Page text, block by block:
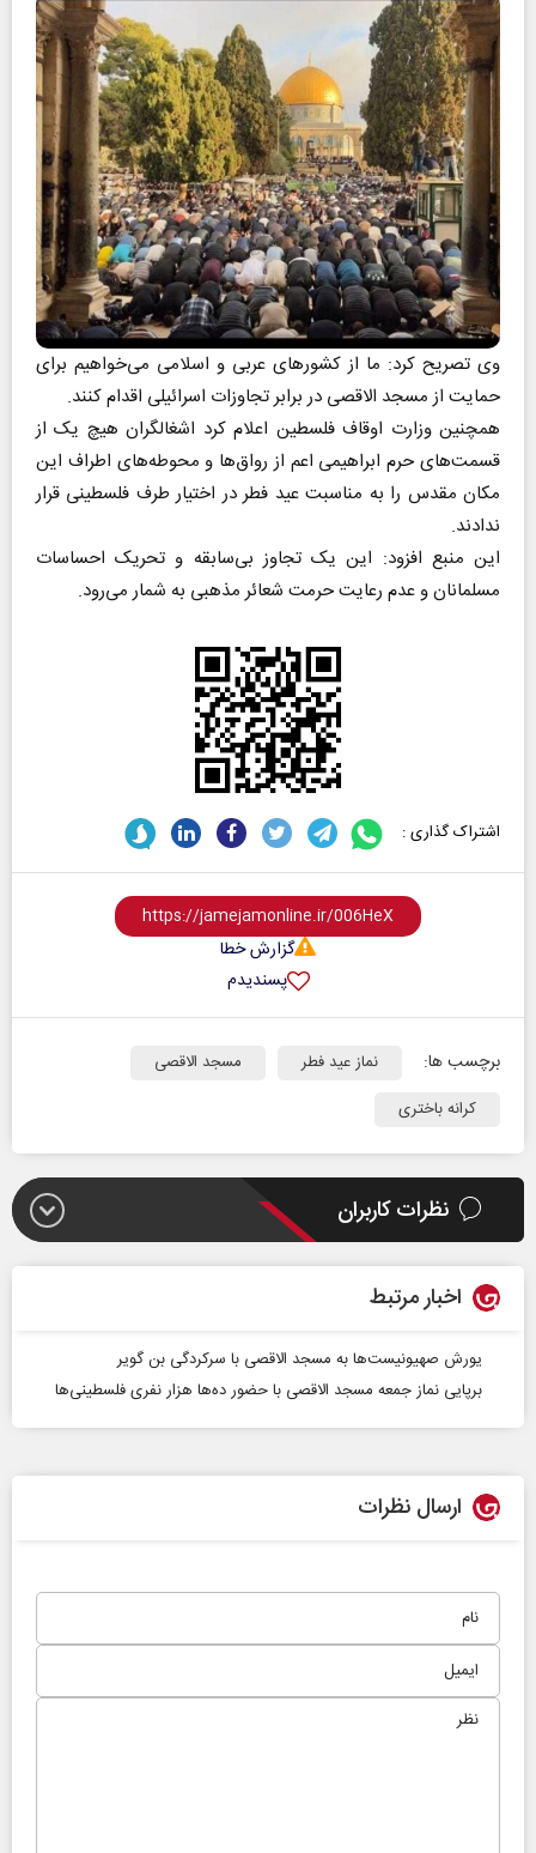
وی تصریح کرد: ما از کشورهای عربی و اسلامی می‌خواهیم برای
حمایت از مسجد الاقصی در برابر تجاوزات اسرائیلی اقدام کنند.
همچنین وزارت اوقاف فلسطین اعلام کرد اشغالگران هیچ یک از
قسمت‌های حرم ابراهیمی اعم از رواق‌ها و محوطه‌های اطراف این
مکان مقدس را به مناسبت عید فطر در اختیار طرف فلسطینی قرار
ندادند.
این منبع افزود: این یک تجاوز بی‌سابقه و تحریک احساسات
مسلمانان و عدم رعایت حرمت شعائر مذهبی به شمار می‌رود.
اشتراک گذاری :
گزارش خطا
پسندیدم
برچسب ها: نماز عید فطر
مسجد الاقصی
کرانه باختری
نظرات کاربران
اخبار مرتبط
یورش صهیونیست‌ها به مسجد الاقصی با سرکردگی بن گویر
برپایی نماز جمعه مسجد الاقصی با حضور ده‌ها هزار نفری فلسطینی‌ها
ارسال نظرات